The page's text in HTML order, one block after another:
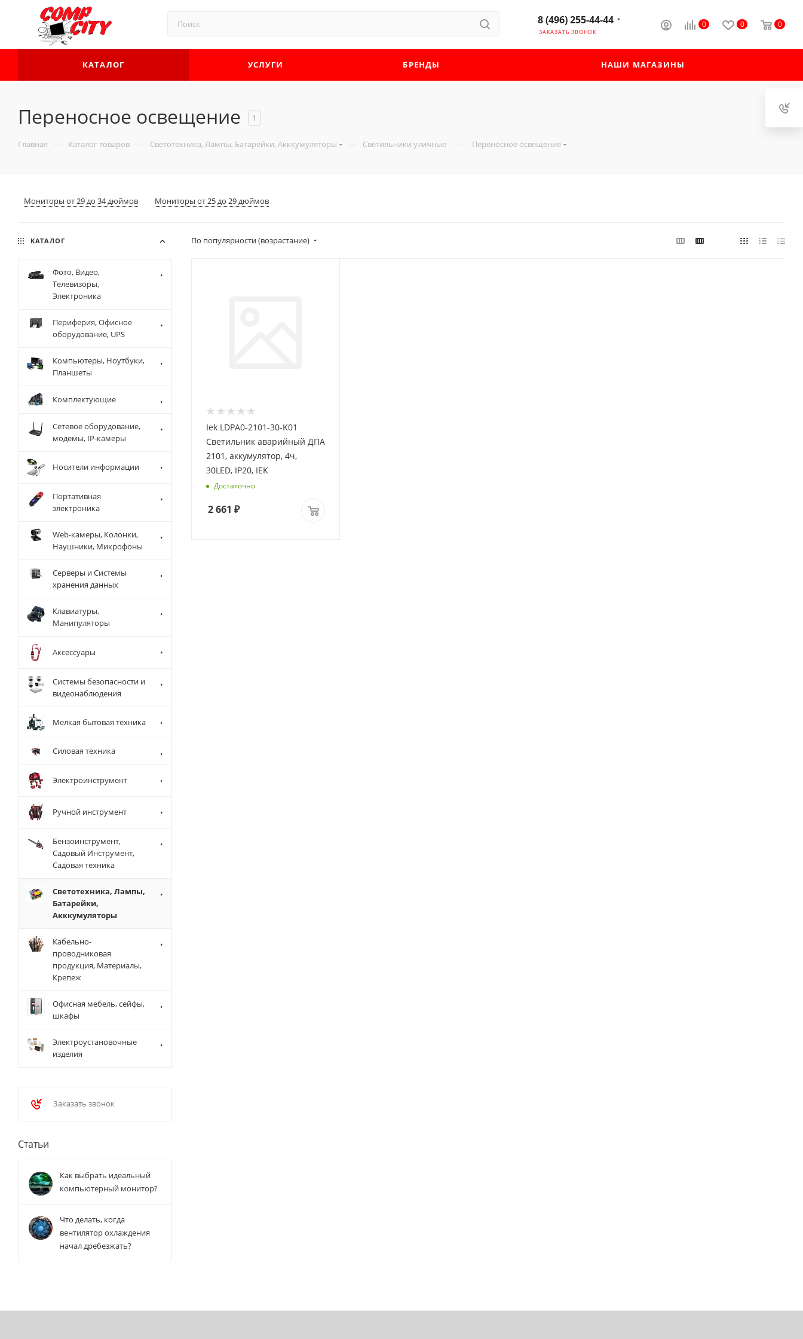
0 0 0
8 (496) 255-44-44
ЗАКАЗАТЬ ЗВОНОК
КАТАЛОГ УСЛУГИ БРЕНДЫ НАШИ МАГАЗИНЫ
Переносное освещение 1
Главная — Каталог товаров — Светотехника, Лампы, Батарейки, Акккумуляторы — Светильники уличные — Переносное освещение
Мониторы от 29 до 34 дюймов Мониторы от 25 до 29 дюймов
По популярности (возрастание)
Iek LDPA0-2101-30-K01
Светильник аварийный ДПА
2101, аккумулятор, 4ч,
30LED, IP20, IEK
Достаточно
2 661 ₽
КАТАЛОГ
Фото, Видео,
Телевизоры,
Электроника
Периферия, Офисное
оборудование, UPS
Компьютеры, Ноутбуки,
Планшеты
Комплектующие
Сетевое оборудование,
модемы, IP-камеры
Носители информации
Портативная
электроника
Web-камеры, Колонки,
Наушники, Микрофоны
Серверы и Системы
хранения данных
Клавиатуры,
Манипуляторы
Аксессуары
Системы безопасности и
видеонаблюдения
Мелкая бытовая техника
Силовая техника
Электроинструмент
Ручной инструмент
Бензоинструмент,
Садовый Инструмент,
Садовая техника
Светотехника, Лампы,
Батарейки,
Акккумуляторы
Кабельно-
проводниковая
продукция, Материалы,
Крепеж
Офисная мебель, сейфы,
шкафы
Электроустановочные
изделия
Заказать звонок
Статьи
Как выбрать идеальный
компьютерный монитор?
Что делать, когда
вентилятор охлаждения
начал дребезжать?